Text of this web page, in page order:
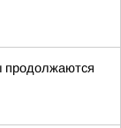
продолжаются